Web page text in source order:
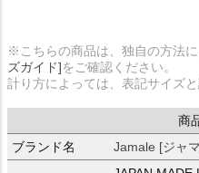
※こちらの商品は、独自の方法
ズガイド]をご確認ください。
計り方によっては、表記サイズ
商
ブランド名
Jamale [ジャ